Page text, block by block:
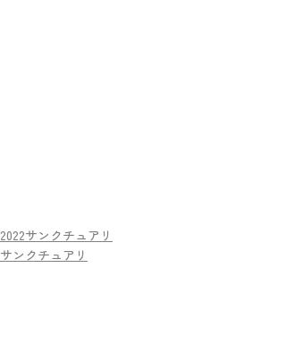
2022サンクチュアリ
サンクチュアリ